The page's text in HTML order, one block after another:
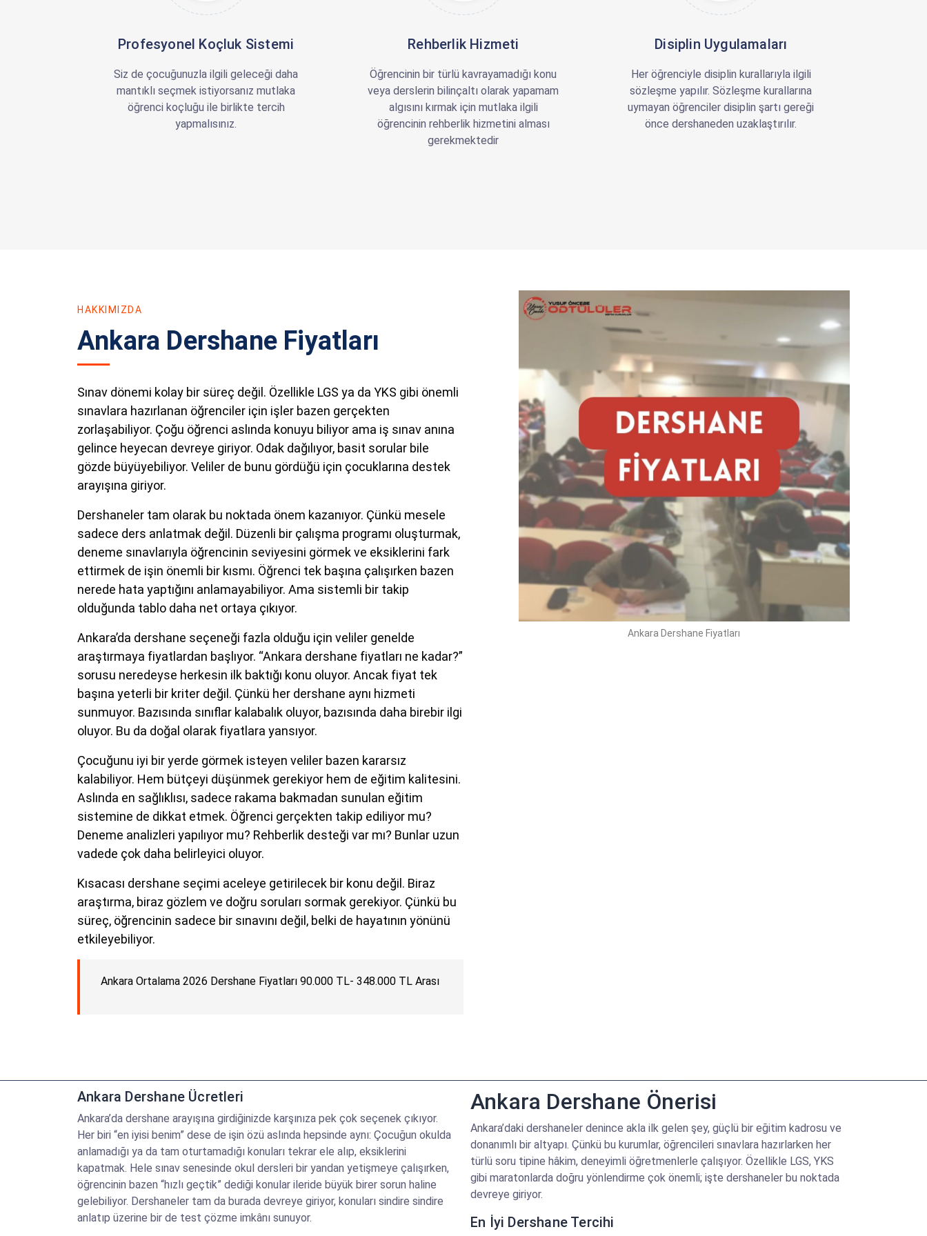
Profesyonel Koçluk Sistemi
Siz de çocuğunuzla ilgili geleceği daha
mantıklı seçmek istiyorsanız mutlaka
öğrenci koçluğu ile birlikte tercih
yapmalısınız.
Rehberlik Hizmeti
Öğrencinin bir türlü kavrayamadığı konu
veya derslerin bilinçaltı olarak yapamam
algısını kırmak için mutlaka ilgili
öğrencinin rehberlik hizmetini alması
gerekmektedir
Disiplin Uygulamaları
Her öğrenciyle disiplin kurallarıyla ilgili
sözleşme yapılır. Sözleşme kurallarına
uymayan öğrenciler disiplin şartı gereği
önce dershaneden uzaklaştırılır.
HAKKIMIZDA
Ankara Dershane Fiyatları
Sınav dönemi kolay bir süreç değil. Özellikle LGS ya da YKS gibi önemli
sınavlara hazırlanan öğrenciler için işler bazen gerçekten
zorlaşabiliyor. Çoğu öğrenci aslında konuyu biliyor ama iş sınav anına
gelince heyecan devreye giriyor. Odak dağılıyor, basit sorular bile
gözde büyüyebiliyor. Veliler de bunu gördüğü için çocuklarına destek
arayışına giriyor.
Dershaneler tam olarak bu noktada önem kazanıyor. Çünkü mesele
sadece ders anlatmak değil. Düzenli bir çalışma programı oluşturmak,
deneme sınavlarıyla öğrencinin seviyesini görmek ve eksiklerini fark
ettirmek de işin önemli bir kısmı. Öğrenci tek başına çalışırken bazen
nerede hata yaptığını anlamayabiliyor. Ama sistemli bir takip
olduğunda tablo daha net ortaya çıkıyor.
Ankara’da dershane seçeneği fazla olduğu için veliler genelde
araştırmaya fiyatlardan başlıyor. “Ankara dershane fiyatları ne kadar?”
sorusu neredeyse herkesin ilk baktığı konu oluyor. Ancak fiyat tek
başına yeterli bir kriter değil. Çünkü her dershane aynı hizmeti
sunmuyor. Bazısında sınıflar kalabalık oluyor, bazısında daha birebir ilgi
oluyor. Bu da doğal olarak fiyatlara yansıyor.
Çocuğunu iyi bir yerde görmek isteyen veliler bazen kararsız
kalabiliyor. Hem bütçeyi düşünmek gerekiyor hem de eğitim kalitesini.
Aslında en sağlıklısı, sadece rakama bakmadan sunulan eğitim
sistemine de dikkat etmek. Öğrenci gerçekten takip ediliyor mu?
Deneme analizleri yapılıyor mu? Rehberlik desteği var mı? Bunlar uzun
vadede çok daha belirleyici oluyor.
Kısacası dershane seçimi aceleye getirilecek bir konu değil. Biraz
araştırma, biraz gözlem ve doğru soruları sormak gerekiyor. Çünkü bu
süreç, öğrencinin sadece bir sınavını değil, belki de hayatının yönünü
etkileyebiliyor.
Ankara Ortalama 2026 Dershane Fiyatları 90.000 TL- 348.000 TL Arası
Ankara Dershane Fiyatları
Ankara Dershane Ücretleri
Ankara’da dershane arayışına girdiğinizde karşınıza pek çok seçenek çıkıyor.
Her biri “en iyisi benim” dese de işin özü aslında hepsinde aynı: Çocuğun okulda
anlamadığı ya da tam oturtamadığı konuları tekrar ele alıp, eksiklerini
kapatmak. Hele sınav senesinde okul dersleri bir yandan yetişmeye çalışırken,
öğrencinin bazen “hızlı geçtik” dediği konular ileride büyük birer sorun haline
gelebiliyor. Dershaneler tam da burada devreye giriyor, konuları sindire sindire
anlatıp üzerine bir de test çözme imkânı sunuyor.
Ankara Dershane Önerisi
Ankara’daki dershaneler denince akla ilk gelen şey, güçlü bir eğitim kadrosu ve
donanımlı bir altyapı. Çünkü bu kurumlar, öğrencileri sınavlara hazırlarken her
türlü soru tipine hâkim, deneyimli öğretmenlerle çalışıyor. Özellikle LGS, YKS
gibi maratonlarda doğru yönlendirme çok önemli; işte dershaneler bu noktada
devreye giriyor.
En İyi Dershane Tercihi